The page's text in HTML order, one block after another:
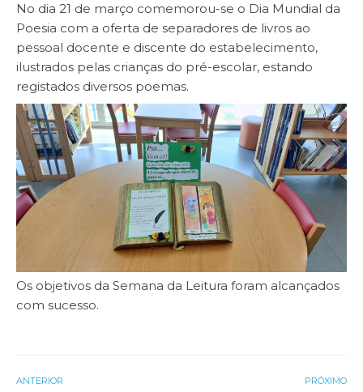
No dia 21 de março comemorou-se o Dia Mundial da
Poesia com a oferta de separadores de livros ao
pessoal docente e discente do estabelecimento,
ilustrados pelas crianças do pré-escolar, estando
registados diversos poemas.
Os objetivos da Semana da Leitura foram alcançados
com sucesso.
ANTERIOR PRÓXIMO